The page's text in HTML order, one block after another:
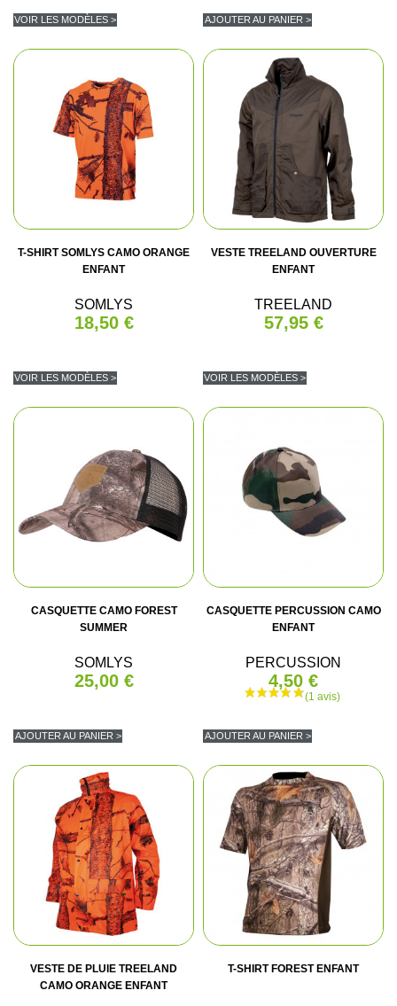
VOIR LES MODÈLES > AJOUTER AU PANIER >
T-SHIRT SOMLYS CAMO ORANGE
ENFANT
SOMLYS
18,50 €
VOIR LES MODÈLES >
VESTE TREELAND OUVERTURE
ENFANT
TREELAND
57,95 €
VOIR LES MODÈLES >
CASQUETTE CAMO FOREST
SUMMER
SOMLYS
25,00 €
AJOUTER AU PANIER >
CASQUETTE PERCUSSION CAMO
ENFANT
PERCUSSION
4,50 €
AJOUTER AU PANIER >
VESTE DE PLUIE TREELAND
CAMO ORANGE ENFANT
T-SHIRT FOREST ENFANT